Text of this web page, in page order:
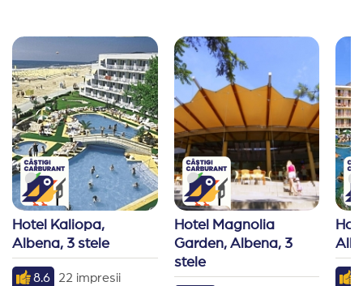
Hotel Kaliopa,
Albena, 3 stele
8.6 22 impresii
Hotel Magnolia
Garden, Albena, 3
stele